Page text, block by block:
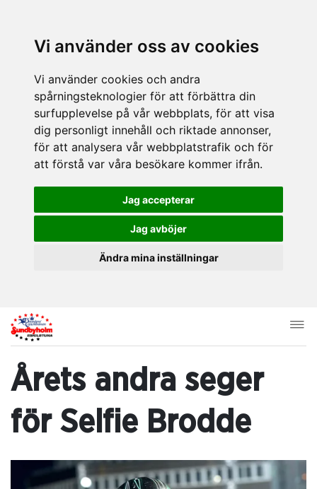
Vi använder oss av cookies
Vi använder cookies och andra
spårningsteknologier för att förbättra din
surfupplevelse på vår webbplats, för att visa
dig personligt innehåll och riktade annonser,
för att analysera vår webbplatstrafik och för
att förstå var våra besökare kommer ifrån.
Jag accepterar
Jag avböjer
Ändra mina inställningar
Årets andra seger
för Selfie Brodde